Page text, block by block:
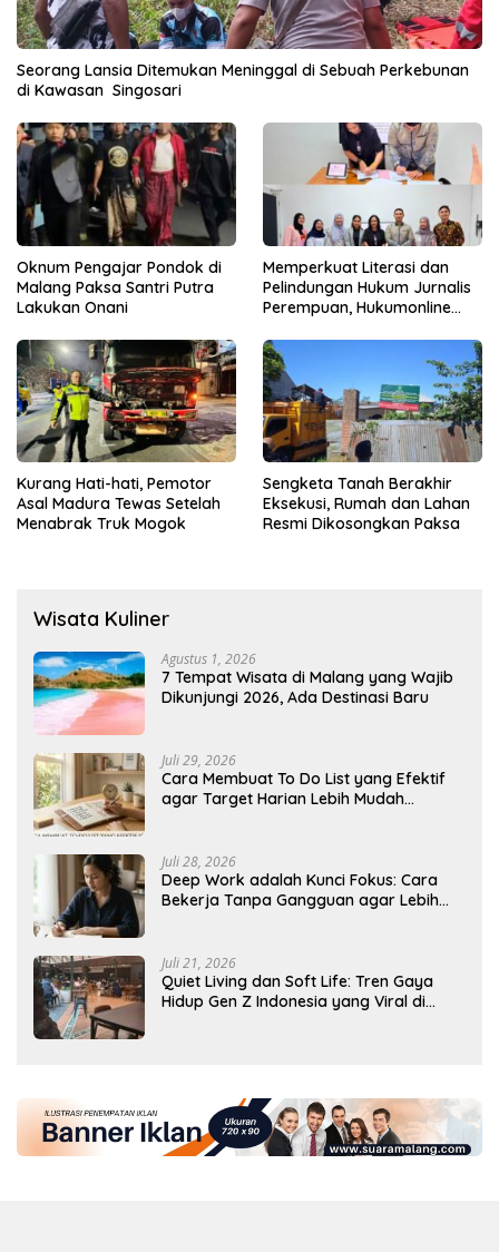
Seorang Lansia Ditemukan Meninggal di Sebuah Perkebunan
di Kawasan Singosari
Oknum Pengajar Pondok di
Malang Paksa Santri Putra
Lakukan Onani
Memperkuat Literasi dan
Pelindungan Hukum Jurnalis
Perempuan, Hukumonline
Gratis
Kurang Hati-hati, Pemotor
Asal Madura Tewas Setelah
Menabrak Truk Mogok
Sengketa Tanah Berakhir
Eksekusi, Rumah dan Lahan
Resmi Dikosongkan Paksa
Wisata Kuliner
Agustus 1, 2026
7 Tempat Wisata di Malang yang Wajib
Dikunjungi 2026, Ada Destinasi Baru
Juli 29, 2026
Cara Membuat To Do List yang Efektif
agar Target Harian Lebih Mudah
Juli 28, 2026
Deep Work adalah Kunci Fokus: Cara
Bekerja Tanpa Gangguan agar Lebih
Juli 21, 2026
Quiet Living dan Soft Life: Tren Gaya
Hidup Gen Z Indonesia yang Viral di